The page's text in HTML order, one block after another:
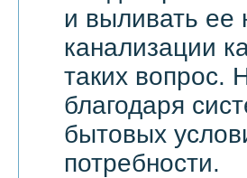
и выливать ее
канализации
таких вопрос.
благодаря
бытовых
потребности.